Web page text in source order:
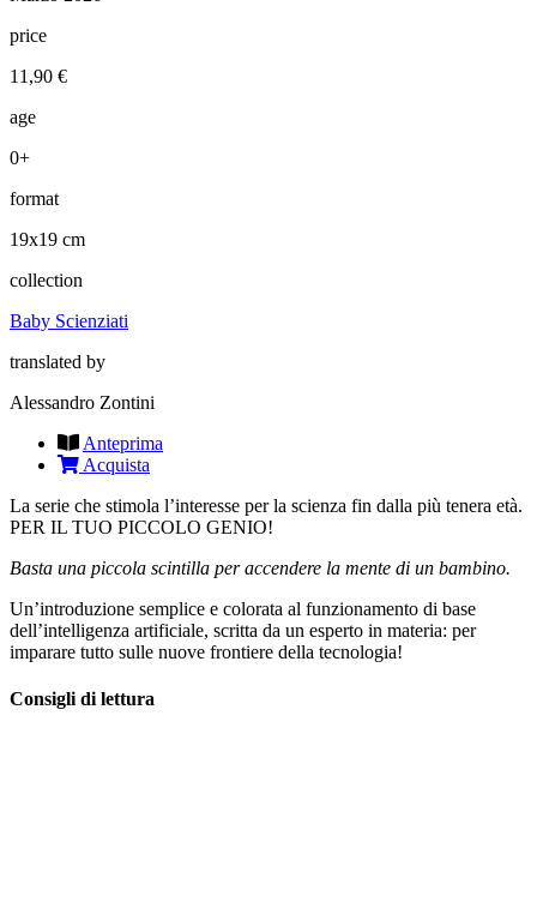
price
11,90 €
age
0+
format
19x19 cm
collection
Baby Scienziati
translated by
Alessandro Zontini
Anteprima
Acquista
La serie che stimola l’interesse per la scienza fin dalla più tenera età.
PER IL TUO PICCOLO GENIO!
Basta una piccola scintilla per accendere la mente di un bambino.
Un’introduzione semplice e colorata al funzionamento di base
dell’intelligenza artificiale, scritta da un esperto in materia: per
imparare tutto sulle nuove frontiere della tecnologia!
Consigli di lettura